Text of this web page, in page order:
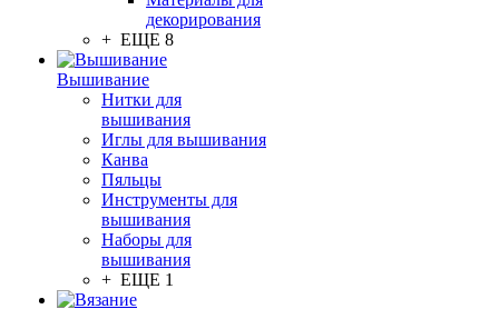
декорирования
+ ЕЩЕ 8
Вышивание
Нитки для
вышивания
Иглы для вышивания
Канва
Пяльцы
Инструменты для
вышивания
Наборы для
вышивания
+ ЕЩЕ 1